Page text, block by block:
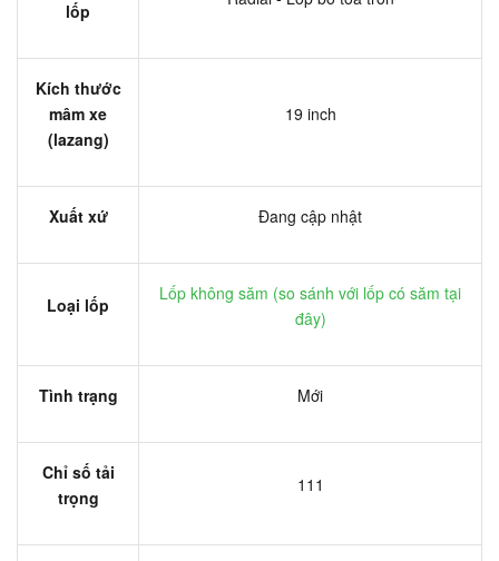
lốp
Kích thước
mâm xe
(lazang)
19 inch
Xuất xứ Đang cập nhật
Loại lốp
Lốp không săm (so sánh với lốp có săm tại
đây)
Tình trạng Mới
Chỉ số tải
trọng
111